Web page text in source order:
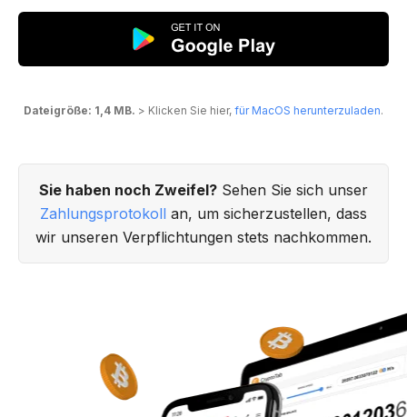
Dateigröße: 1,4 MB. > Klicken Sie hier, für MacOS herunterzuladen.
Sie haben noch Zweifel? Sehen Sie sich unser
Zahlungsprotokoll an, um sicherzustellen, dass
wir unseren Verpflichtungen stets nachkommen.